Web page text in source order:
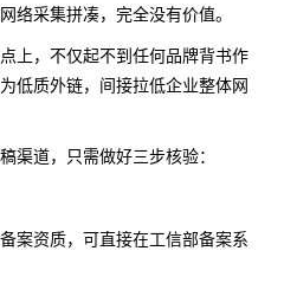
络采集拼凑，完全没有价值。
上，不仅起不到任何品牌背书作
低质外链，间接拉低企业整体网
渠道，只需做好三步核验：
案资质，可直接在工信部备案系